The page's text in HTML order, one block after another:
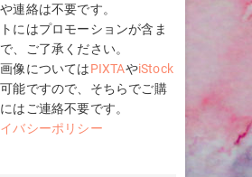
連絡は不要です。
にはプロモーションが含ま
、ご了承ください。
像についてはPIXTAやiStock
能ですので、そちらでご購
はご連絡不要です。
バシーポリシー